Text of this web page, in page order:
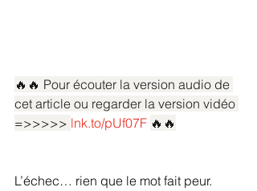
🔥🔥 Pour écouter la version audio de
cet article ou regarder la version vidéo
=>>>>> lnk.to/pUf07F 🔥🔥
L’échec… rien que le mot fait peur.